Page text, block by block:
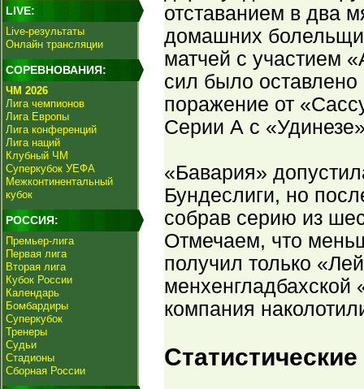
LIVE:
Live-результаты
Онлайн трансляции
СОРЕВНОВАНИЯ:
ЧМ 2026
Лига чемпионов
Лига Европы
Лига конференций
Лига наций
Клубный ЧМ
Суперкубок УЕФА
Межконтинентальный
кубок
РОССИЯ:
Премьер-лига
Первая лига
Вторая лига
Кубок России
Календарь
Бомбардиры
Суперкубок
Тренеры
Судьи
Стадионы
Сборная России
отставанием в два
домашних
матчей с участием
сил было
поражение от
Серии А с
«Бавария»
Бундеслиги, но
собрав серию из
Отмечаем, что
получил только
менхенгладбахской
компания